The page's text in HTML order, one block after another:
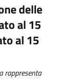
delle
al 15
al 15
rappresenta